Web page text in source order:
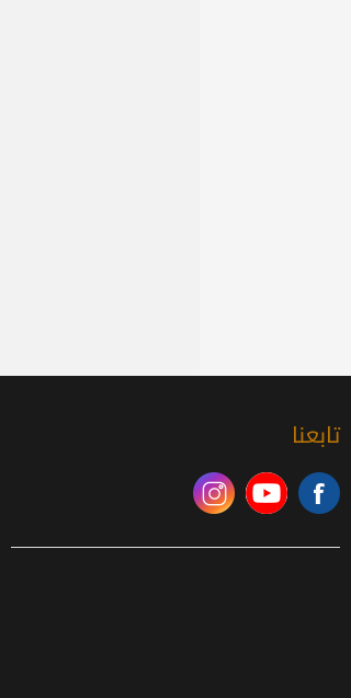
تابعنا